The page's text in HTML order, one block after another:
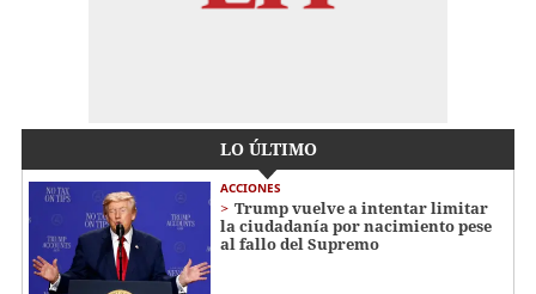
LO ÚLTIMO
ACCIONES
Trump vuelve a intentar limitar
la ciudadanía por nacimiento pese
al fallo del Supremo